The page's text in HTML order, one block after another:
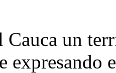
Cauca un
expresando